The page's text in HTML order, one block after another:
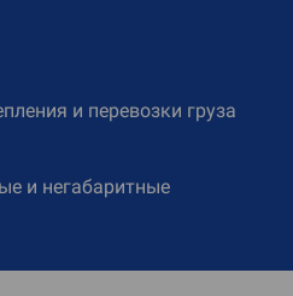
и перевозки груза
и негабаритные